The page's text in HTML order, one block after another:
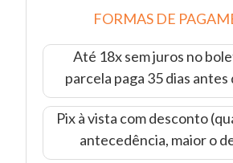
FORMAS DE
Até 18x sem juros no
parcela paga 35 dias antes
Pix à vista com desconto
antecedência, maior o